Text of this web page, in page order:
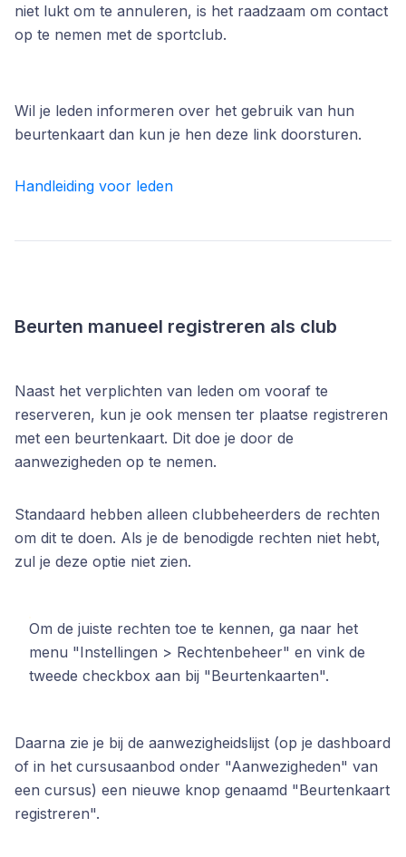
niet lukt om te annuleren, is het raadzaam om contact
op te nemen met de sportclub.
Wil je leden informeren over het gebruik van hun
beurtenkaart dan kun je hen deze link doorsturen.
Handleiding voor leden
Beurten manueel registreren als club
Naast het verplichten van leden om vooraf te
reserveren, kun je ook mensen ter plaatse registreren
met een beurtenkaart. Dit doe je door de
aanwezigheden op te nemen.
Standaard hebben alleen clubbeheerders de rechten
om dit te doen. Als je de benodigde rechten niet hebt,
zul je deze optie niet zien.
Om de juiste rechten toe te kennen, ga naar het
menu "Instellingen > Rechtenbeheer" en vink de
tweede checkbox aan bij "Beurtenkaarten".
Daarna zie je bij de aanwezigheidslijst (op je dashboard
of in het cursusaanbod onder "Aanwezigheden" van
een cursus) een nieuwe knop genaamd "Beurtenkaart
registreren".